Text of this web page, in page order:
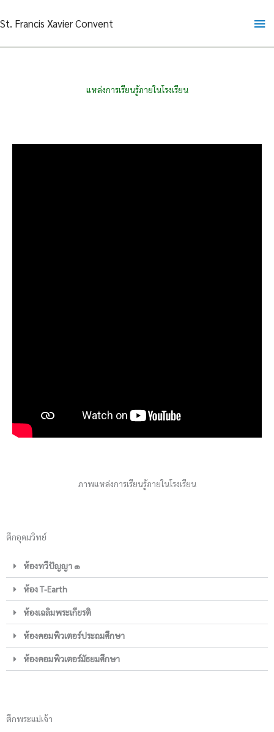
to
St. Francis Xavier Convent
แหล่งการเรียนรู้ภายในโรงเรียน
ภาพแหล่งการเรียนรู้ภายในโรงเรียน
ตึกอุดมวิทย์
ห้องทวีปัญญา ๑
ห้อง T-Earth
ห้องเฉลิมพระเกียรติ
ห้องคอมพิวเตอร์ประถมศึกษา
ห้องคอมพิวเตอร์มัธยมศึกษา
ตึกพระแม่เจ้า